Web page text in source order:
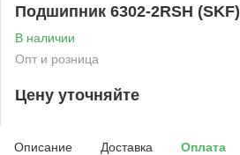
Подшипник 6302-2RSH (SKF)
В наличии
Опт и розница
Цену уточняйте
Описание Доставка Оплата